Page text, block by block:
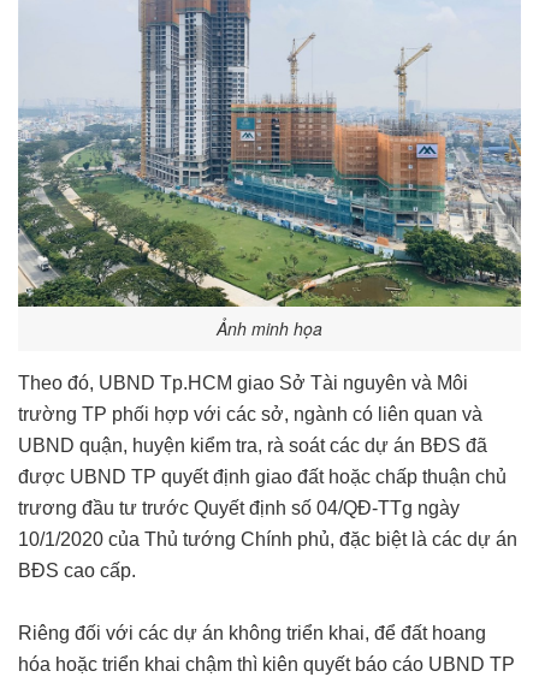
Ảnh minh họa
Theo đó, UBND Tp.HCM giao Sở Tài nguyên và Môi
trường TP phối hợp với các sở, ngành có liên quan và
UBND quận, huyện kiểm tra, rà soát các dự án BĐS đã
được UBND TP quyết định giao đất hoặc chấp thuận chủ
trương đầu tư trước Quyết định số 04/QĐ-TTg ngày
10/1/2020 của Thủ tướng Chính phủ, đặc biệt là các dự án
BĐS cao cấp.
Riêng đối với các dự án không triển khai, để đất hoang
hóa hoặc triển khai chậm thì kiên quyết báo cáo UBND TP